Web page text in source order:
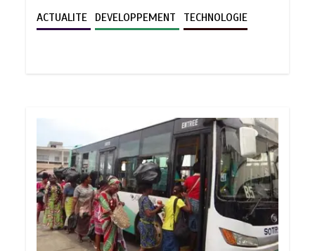
ACTUALITE DEVELOPPEMENT TECHNOLOGIE